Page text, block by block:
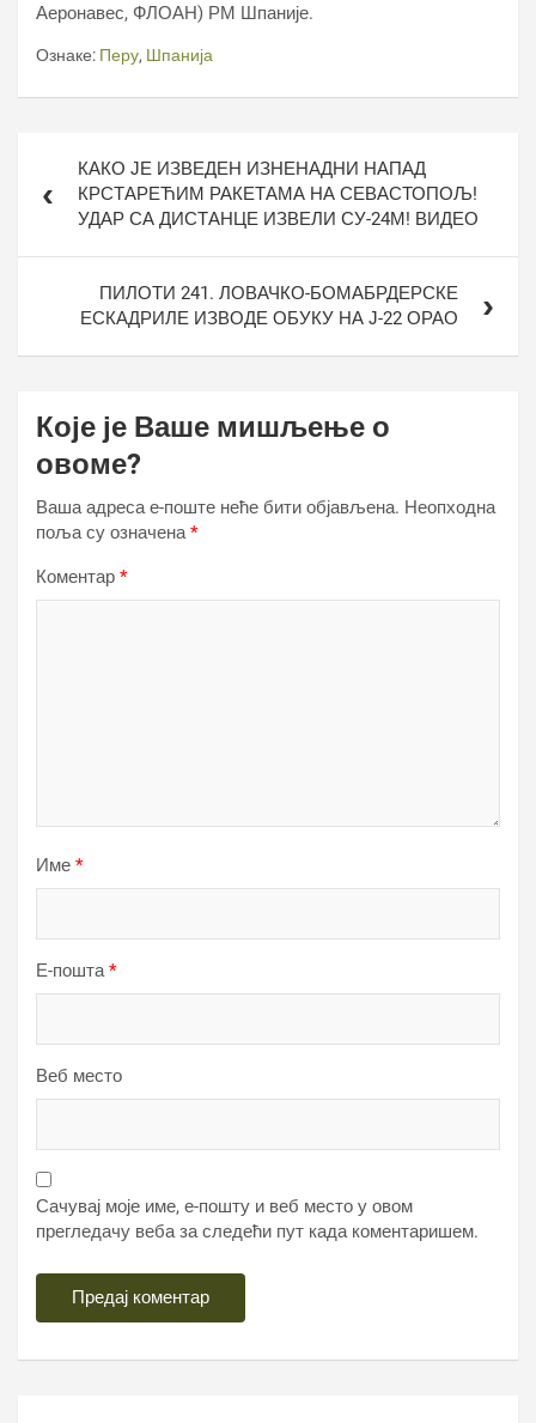
Аеронавес, ФЛОАН) РМ Шпаније.
Ознаке: Перу, Шпанија
чланкаКАКО ЈЕ ИЗВЕДЕН ИЗНЕНАДНИ НАПАД
КРСТАРЕЋИМ РАКЕТАМА НА СЕВАСТОПОЉ!
УДАР СА ДИСТАНЦЕ ИЗВЕЛИ СУ-24М! ВИДЕО
ПИЛОТИ 241. ЛОВАЧКО-БОМАБРДЕРСКЕ
ЕСКАДРИЛЕ ИЗВОДЕ ОБУКУ НА Ј-22 ОРАО
Које је Ваше мишљење о
овоме?
Ваша адреса е-поште неће бити објављена. Неопходна
поља су означена*
Коментар *
Име *
Е-пошта*
Веб место
Сачувај моје име, е-пошту и веб место у овом
прегледачу веба за следећи пут када коментаришем.